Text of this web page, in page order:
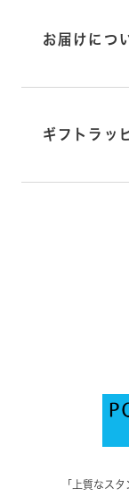
お届けにつ
ギフトラッ
「上質なス